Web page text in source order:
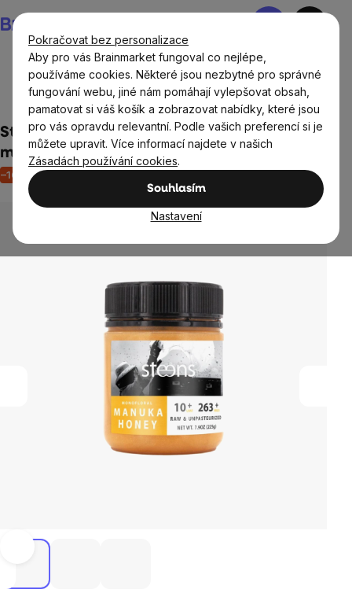
Pokračovat bez personalizace
Aby pro vás Brainmarket fungoval co nejlépe,
používáme cookies. Některé jsou nezbytné pro správné
fungování webu, jiné nám pomáhají vylepšovat obsah,
pamatovat si váš košík a zobrazovat nabídky, které jsou
pro vás opravdu relevantní. Podle vašich preferencí si je
můžete upravit. Více informací najdete v našich
Zásadách používání cookies.
Souhlasím
Nastavení
na
obsah
Nákupní
Potraviny Přírodní sladidla
Steens - RAW Manuka Honey (Manukový
med) UMF 10+ (263+ MGO), 225 g
–16 % Akce
Průměrné
0,0
z
hvězdiček.